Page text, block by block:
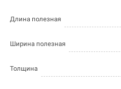
Длина полезная
Ширина полезная
Толщина